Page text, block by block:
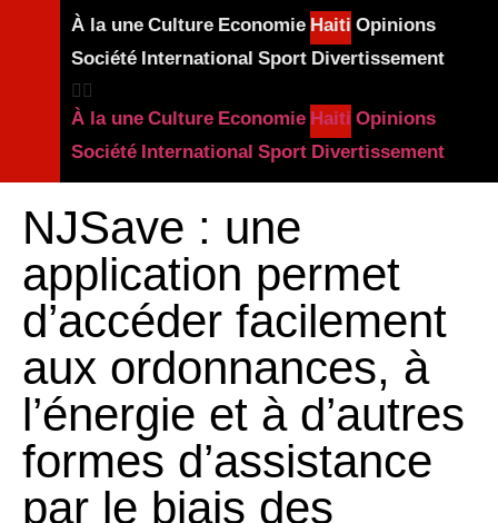
À la une Culture Economie Haiti Opinions
Société International Sport Divertissement
À la une Culture Economie Haiti Opinions
Société International Sport Divertissement
NJSave : une
application permet
d’accéder facilement
aux ordonnances, à
l’énergie et à d’autres
formes d’assistance
par le biais des